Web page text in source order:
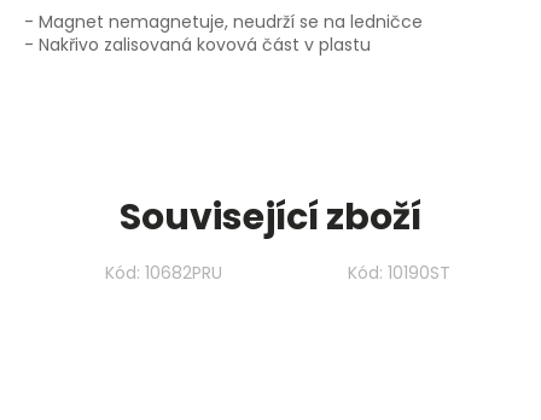
o
d
- Magnet nemagnetuje, neudrží se na ledničce
- Nakřivo zalisovaná kovová část v plastu
Související zboží
Kód: 10682PRU Kód: 10190ST